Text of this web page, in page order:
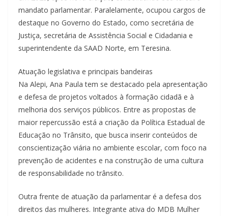
mandato parlamentar. Paralelamente, ocupou cargos de
destaque no Governo do Estado, como secretária de
Justiça, secretária de Assistência Social e Cidadania e
superintendente da SAAD Norte, em Teresina.
Atuação legislativa e principais bandeiras
Na Alepi, Ana Paula tem se destacado pela apresentação
e defesa de projetos voltados à formação cidadã e à
melhoria dos serviços públicos. Entre as propostas de
maior repercussão está a criação da Política Estadual de
Educação no Trânsito, que busca inserir conteúdos de
conscientização viária no ambiente escolar, com foco na
prevenção de acidentes e na construção de uma cultura
de responsabilidade no trânsito.
Outra frente de atuação da parlamentar é a defesa dos
direitos das mulheres. Integrante ativa do MDB Mulher